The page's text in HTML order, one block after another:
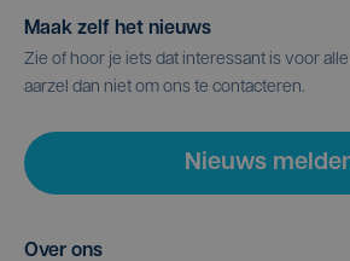
Maak zelf het nieuws
Zie of hoor je iets dat interessant is voor
aarzel dan niet om ons te contacteren.
Nieuws
Over ons